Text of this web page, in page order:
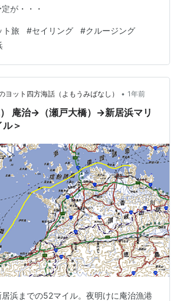
が・・・
ト旅 #セイリング #クルージング
ヨット四方海話（よもうみばなし） • 1年前
庵治→（瀬戸大橋）→新居浜マリ
＞
浜までの52マイル。夜明けに庵治漁港